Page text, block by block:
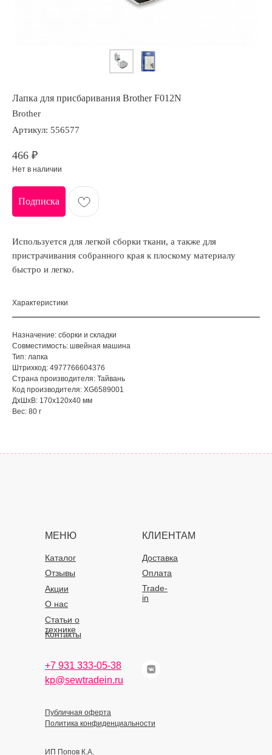
Лапка для присбаривания Brother F012N
Brother
Артикул: 556577
466 ₽
Нет в наличии
Подписка
Используется для легкой сборки ткани, а также для
пристрачивания собранного края к плоскому материалу
быстро и легко.
Характеристики
Назначение: сборки и складки
Совместимость: швейная машина
Тип: лапка
Штрихкод: 4977766604376
Страна производителя: Тайвань
Код производителя: XG6589001
ДxШxВ: 170x120x40 мм
Вес: 80 г
МЕНЮ КЛИЕНТАМ
Каталог
О нас
Доставка
Статьи о
технике
Оплата
Отзывы
Акции
Контакты
Trade-
in
+7 931 333-05-38
kp@sewtradein.ru
ИП Попов К.А.
Политика конфиденциальности
Публичная оферта